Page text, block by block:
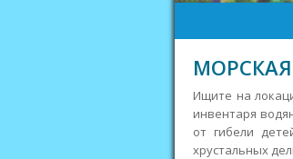
Ищите на
инвентаря
от гибели
хрустальных